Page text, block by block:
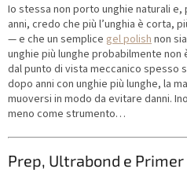
Io stessa non porto unghie naturali
anni, credo che più l’unghia è corta,
— e che un semplice gel polish non
unghie più lunghe probabilmente
dal punto di vista meccanico spesso
dopo anni con unghie più lunghe, la
muoversi in modo da evitare danni.
meno come strumento…
Prep, Ultrabond e